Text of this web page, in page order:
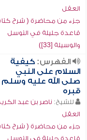
العقل
جزء من محاضرة ( شرح
قاعدة جليلة في التوسل
والوسيلة [33])
الفهرس:كيفية
السلام على النبي
صلى الله عليه وسلم
قبره
للشيخ: ناصر بن عبد
العقل
جزء من محاضرة ( شرح
قاعدة جليلة في التوسل